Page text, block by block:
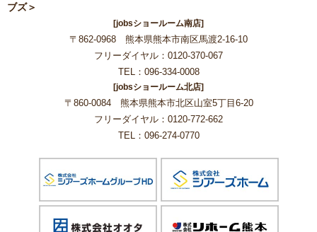
ブズ＞
[jobsショールーム南店]
〒862-0968 熊本県熊本市南区馬渡2-16-10
フリーダイヤル：0120-370-067
TEL：096-334-0008
[jobsショールーム北店]
〒860-0084 熊本県熊本市北区山室5丁目6-20
フリーダイヤル：0120-772-662
TEL：096-274-0770